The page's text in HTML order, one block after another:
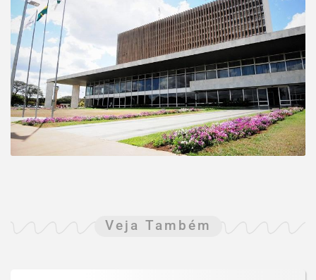
Veja Também